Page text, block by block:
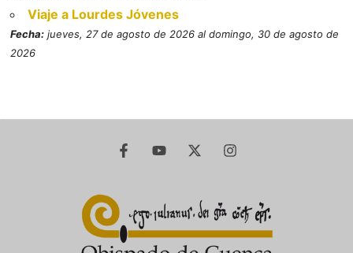
Viaje a Lourdes Jóvenes
Fecha: jueves, 27 de agosto de 2026 al domingo, 30 de agosto de
2026